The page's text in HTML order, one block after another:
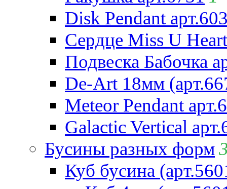
Disk Pendant
Сердце Miss U
Подвеска Бабочка
De-Art 18мм
Meteor Pendant
Galactic Vertical
Бусины разных форм
Куб бусина